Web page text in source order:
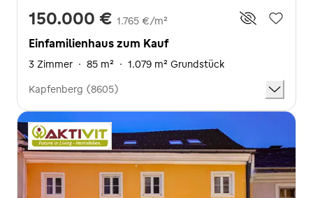
150.000 € 1.765 €/m²
Einfamilienhaus zum Kauf
3 Zimmer · 85 m² · 1.079 m² Grundstück
Kapfenberg (8605)